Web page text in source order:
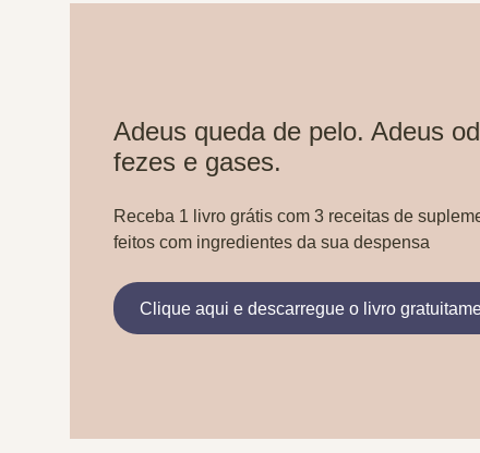
Adeus queda de pelo. Adeus
fezes e gases.
Receba 1 livro grátis com 3 receitas de
feitos com ingredientes da sua despensa
Clique aqui e descarregue o livro